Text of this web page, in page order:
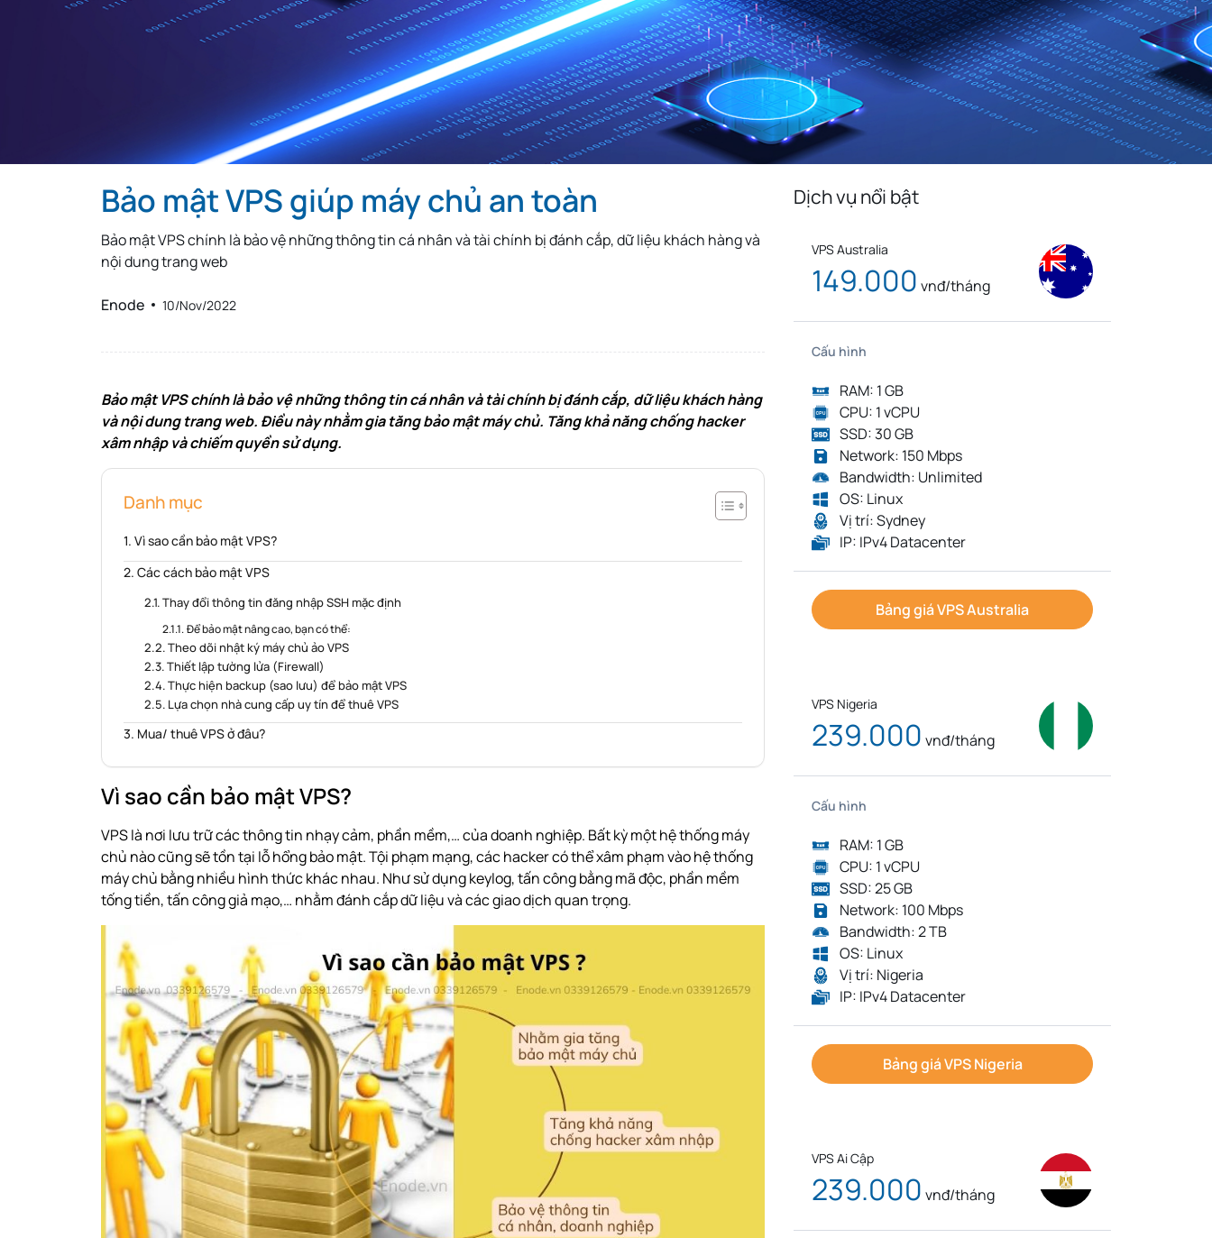
Thailand
Algeria Egypt Iceland Monaco
Venezuela
Hungary
Austria Turkmenistan Uzbekistan Bolivia
Kenya
Mongolia Malaysia Paraguay Serbia
Slovenia
Zambia
Albania Jamaica Israel Liberia
Mexico
Uruguay
Sri Lanka Madagascar Nepal
Bulgaria
South Africa
Costa Rica Croatia
New Zealand
Saudi Arabia North Macedonia Jordan
Andorra
Tanzania
Taiwan
Korea
Tajikistan Nigeria Việt Nam
Bảo mật VPS giúp máy chủ an toàn
Bảo mật VPS chính là bảo vệ những thông tin cá nhân và tài chính bị đánh cắp, dữ liệu khách hàng và
nội dung trang web
Enode 10/Nov/2022
Bảo mật VPS chính là bảo vệ những thông tin cá nhân và tài chính bị đánh cắp, dữ liệu khách hàng
và nội dung trang web. Điều này nhằm gia tăng bảo mật máy chủ. Tăng khả năng chống hacker
xâm nhập và chiếm quyền sử dụng.
Danh mục
Vì sao cần bảo mật VPS?
Các cách bảo mật VPS
Thay đổi thông tin đăng nhập SSH mặc định
Để bảo mật nâng cao, bạn có thể:
Theo dõi nhật ký máy chủ ảo VPS
Thiết lập tường lửa (Firewall)
Thực hiện backup (sao lưu) để bảo mật VPS
Lựa chọn nhà cung cấp uy tín để thuê VPS
Mua/ thuê VPS ở đâu?
Vì sao cần bảo mật VPS?
VPS là nơi lưu trữ các thông tin nhạy cảm, phần mềm,… của doanh nghiệp. Bất kỳ một hệ thống máy
chủ nào cũng sẽ tồn tại lỗ hổng bảo mật. Tội phạm mạng, các hacker có thể xâm phạm vào hệ thống
máy chủ bằng nhiều hình thức khác nhau. Như sử dụng keylog, tấn công bằng mã độc, phần mềm
tống tiền, tấn công giả mạo,… nhằm đánh cắp dữ liệu và các giao dịch quan trọng.
Dịch vụ nổi bật
VPS Australia
149.000 vnđ/tháng
Cấu hình
RAM: 1 GB
CPU: 1 vCPU
SSD: 30 GB
Network: 150 Mbps
Bandwidth: Unlimited
OS: Linux
Vị trí: Sydney
IP: IPv4 Datacenter
Bảng giá VPS Australia
VPS Nigeria
239.000 vnđ/tháng
Cấu hình
RAM: 1 GB
CPU: 1 vCPU
SSD: 25 GB
Network: 100 Mbps
Bandwidth: 2 TB
OS: Linux
Vị trí: Nigeria
IP: IPv4 Datacenter
Bảng giá VPS Nigeria
VPS Ai Cập
239.000 vnđ/tháng